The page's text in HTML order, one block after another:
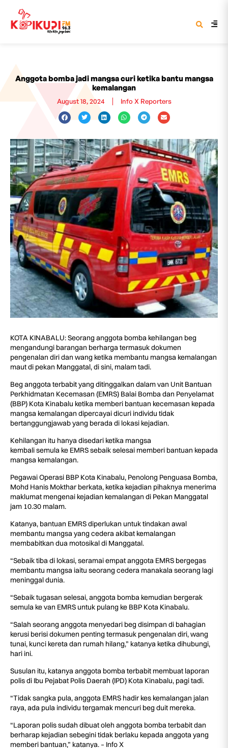
Anggota bomba jadi mangsa curi ketika bantu mangsa
kemalangan
August 18, 2024 Info X Reporters
KOTA KINABALU: Seorang anggota bomba kehilangan beg
mengandungi barangan berharga termasuk dokumen
pengenalan diri dan wang ketika membantu mangsa kemalangan
maut di pekan Manggatal, di sini, malam tadi.
Beg anggota terbabit yang ditinggalkan dalam van Unit Bantuan
Perkhidmatan Kecemasan (EMRS) Balai Bomba dan Penyelamat
(BBP) Kota Kinabalu ketika memberi bantuan kecemasan kepada
mangsa kemalangan dipercayai dicuri individu tidak
bertanggungjawab yang berada di lokasi kejadian.
Kehilangan itu hanya disedari ketika mangsa
kembali semula ke EMRS sebaik selesai memberi bantuan kepada
mangsa kemalangan.
Pegawai Operasi BBP Kota Kinabalu, Penolong Penguasa Bomba,
Mohd Hanis Mokthar berkata, ketika kejadian pihaknya menerima
maklumat mengenai kejadian kemalangan di Pekan Manggatal
jam 10.30 malam.
Katanya, bantuan EMRS diperlukan untuk tindakan awal
membantu mangsa yang cedera akibat kemalangan
membabitkan dua motosikal di Manggatal.
“Sebaik tiba di lokasi, seramai empat anggota EMRS bergegas
membantu mangsa iaitu seorang cedera manakala seorang lagi
meninggal dunia.
“Sebaik tugasan selesai, anggota bomba kemudian bergerak
semula ke van EMRS untuk pulang ke BBP Kota Kinabalu.
“Salah seorang anggota menyedari beg disimpan di bahagian
kerusi berisi dokumen penting termasuk pengenalan diri, wang
tunai, kunci kereta dan rumah hilang,” katanya ketika dihubungi,
hari ini.
Susulan itu, katanya anggota bomba terbabit membuat laporan
polis di Ibu Pejabat Polis Daerah (IPD) Kota Kinabalu, pagi tadi.
“Tidak sangka pula, anggota EMRS hadir kes kemalangan jalan
raya, ada pula individu tergamak mencuri beg duit mereka.
“Laporan polis sudah dibuat oleh anggota bomba terbabit dan
berharap kejadian sebegini tidak berlaku kepada anggota yang
memberi bantuan,” katanya. – Info X